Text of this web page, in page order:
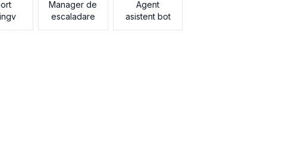
Manager de
escaladare
Agent
asistent bot